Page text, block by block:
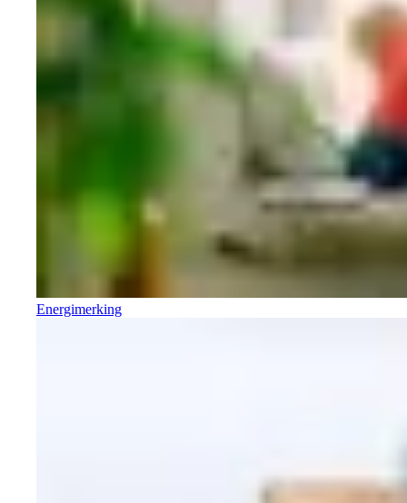
Energimerking